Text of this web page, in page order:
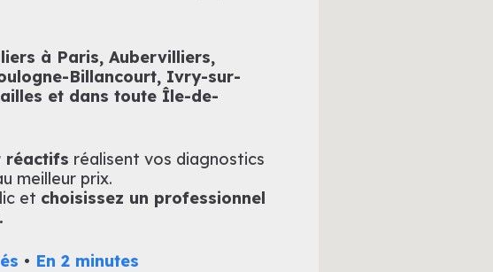
à Paris, Aubervilliers,
Billancourt, Ivry-sur-
et dans toute Île-de-
réactifs réalisent vos diagnostics
meilleur prix.
et choisissez un professionnel
• En 2 minutes